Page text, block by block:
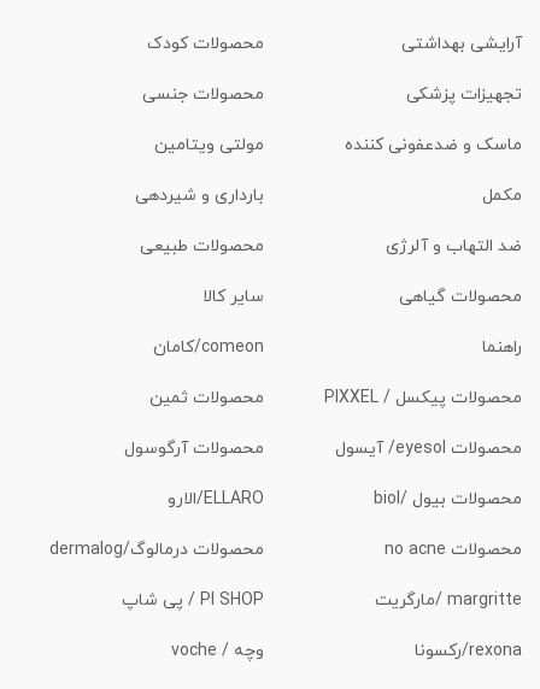
آرایشی بهداشتی محصولات کودک
تجهیزات پزشکی محصولات جنسی
ماسک و ضدعفونی کننده مولتی ویتامین
مکمل بارداری و شیردهی
ضد التهاب و آلرژی محصولات طبیعی
محصولات گیاهی سایر کالا
راهنما comeon/کامان
محصولات پیکسل / PIXXEL محصولات ثمین
محصولات eyesol/ آیسول محصولات آرگوسول
محصولات بیول /biol ELLARO/الارو
محصولات no acne محصولات درمالوگ/dermalog
margritte /مارگریت PI SHOP / پی شاپ
rexona/رکسونا وچه / voche